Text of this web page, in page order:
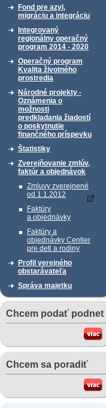
Fond pre azyl,
migráciu a integráciu
Integrovaný
regionálny operačný
program 2014 - 2020
Operačný program
Kvalita životného
prostredia
Národné projekty -
Oznámenia o
možnosti
predkladania žiadostí
o poskytnutie
finančného príspevku
Štatistiky
Zverejňovanie zmlúv,
faktúr a objednávok
Zmluvy zverejnené
od 1.1.2012
Faktúry
a objednávky
Faktúry a
objednávky Centier
pre deti a rodiny
Profil verejného
obstarávateľa
Správa majetku
Chcem podať podnet
Chcem sa poradiť